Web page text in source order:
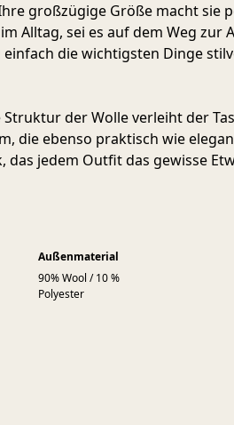
großzügige Größe macht sie
Alltag, sei es auf dem Weg zur
die wichtigsten Dinge
der Wolle verleiht der
die ebenso praktisch wie
das jedem Outfit das gewisse
Außenmaterial
90% Wool / 10 %
Polyester